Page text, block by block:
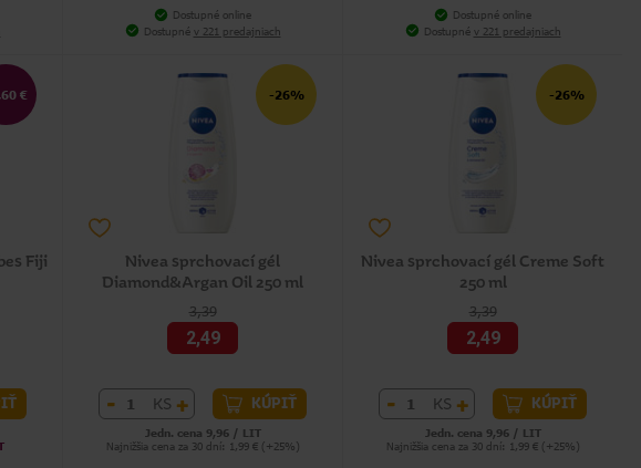
Dostupné online
Dostupné v 221 predajniach
Dostupné online
Dostupné v 221 predajniach
€
Fiji
-26%
Nivea sprchovací gél
Diamond&Argan Oil 250 ml
3,39
2,49
- KS + KÚPIŤ
Jedn. cena 9,96 / LIT
Najnižšia cena za 30 dní: 1,99 € (+25%)
-26%
Nivea sprchovací gél Creme Soft
250 ml
3,39
2,49
- KS + KÚPIŤ
Jedn. cena 9,96 / LIT
Najnižšia cena za 30 dní: 1,99 € (+25%)